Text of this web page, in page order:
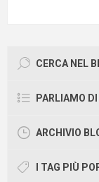
CERCA NEL
PARLIAMO DI
ARCHIVIO
I TAG PIÙ